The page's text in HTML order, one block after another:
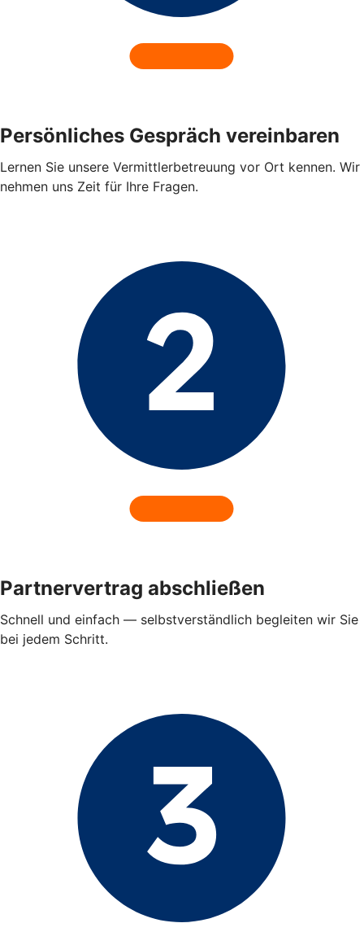
Persönliches Gespräch vereinbaren
Lernen Sie unsere Vermittlerbetreuung vor Ort kennen. Wir
nehmen uns Zeit für Ihre Fragen.
Partnervertrag abschließen
Schnell und einfach — selbstverständlich begleiten wir Sie
bei jedem Schritt.